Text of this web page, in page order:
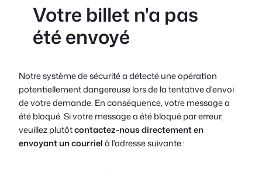
Czech
Greek
Votre billet n'a pas
été envoyé
Notre système de sécurité a détecté une opération
potentiellement dangereuse lors de la tentative d'envoi
de votre demande. En conséquence, votre message a
été bloqué. Si votre message a été bloqué par erreur,
veuillez plutôtcontactez-nous directement en
envoyant un courrielà l'adresse suivante :